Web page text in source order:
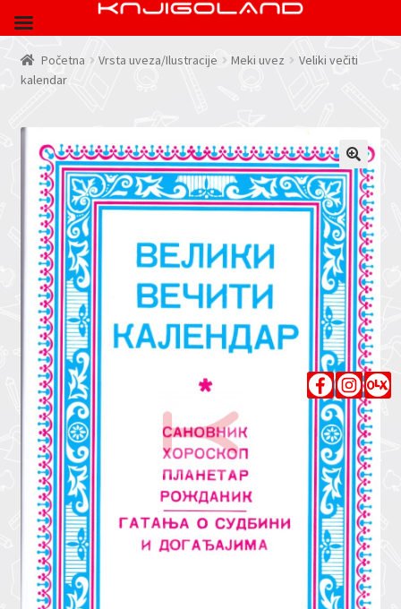
Početna Vrsta uveza/Ilustracije Meki uvez
Veliki večiti
kalendar